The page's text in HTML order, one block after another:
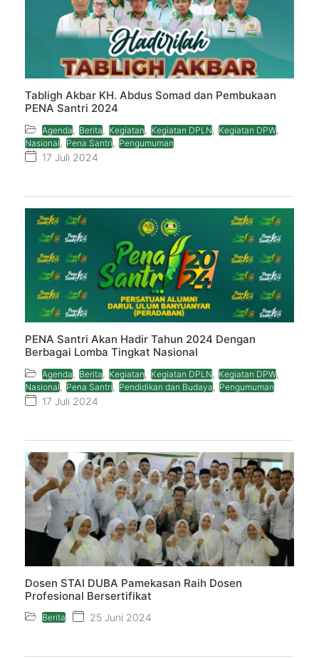
Tabligh Akbar KH. Abdus Somad dan Pembukaan
PENA Santri 2024
Agenda , Berita , Kegiatan , Kegiatan DPLN , Kegiatan DPW,
Nasional , Pena Santri , Pengumuman
17 Juli 2024
PENA Santri Akan Hadir Tahun 2024 Dengan
Berbagai Lomba Tingkat Nasional
Agenda , Berita , Kegiatan , Kegiatan DPLN , Kegiatan DPW,
Nasional , Pena Santri , Pendidikan dan Budaya , Pengumuman
17 Juli 2024
Dosen STAI DUBA Pamekasan Raih Dosen
Profesional Bersertifikat
Berita 25 Juni 2024